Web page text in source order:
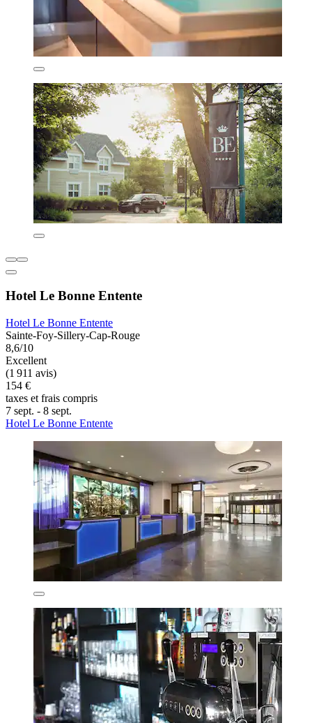
Hotel Le Bonne Entente
Hotel Le Bonne Entente
Sainte-Foy-Sillery-Cap-Rouge
8,6/10
Excellent
(1 911 avis)
154 €
taxes et frais compris
7 sept. - 8 sept.
Hotel Le Bonne Entente